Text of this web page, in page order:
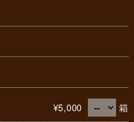
¥5,000 箱